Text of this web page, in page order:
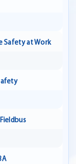
Safety at Work